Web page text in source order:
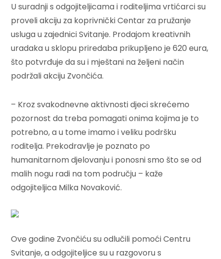
U suradnji s odgojiteljicama i roditeljima vrtićarci su
proveli akciju za koprivnički Centar za pružanje
usluga u zajednici Svitanje. Prodajom kreativnih
uradaka u sklopu priredaba prikupljeno je 620 eura,
što potvrđuje da su i mještani na željeni način
podržali akciju Zvončića.
– Kroz svakodnevne aktivnosti djeci skrećemo
pozornost da treba pomagati onima kojima je to
potrebno, a u tome imamo i veliku podršku
roditelja. Prekodravlje je poznato po
humanitarnom djelovanju i ponosni smo što se od
malih nogu radi na tom području – kaže
odgojiteljica Milka Novaković.
Ove godine Zvončiću su odlučili pomoći Centru
Svitanje, a odgojiteljice su u razgovoru s